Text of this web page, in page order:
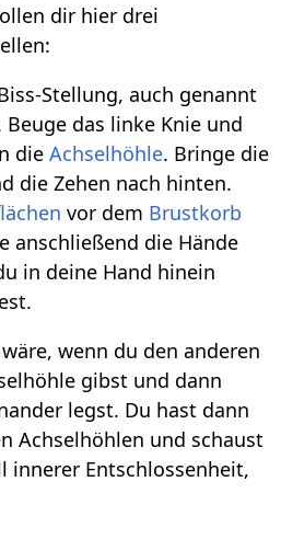
dir hier drei
Stellung, auch genannt
Beuge das linke Knie und
dieAchselhöhle. Bringe die
die Zehen nach hinten.
vor dem Brustkorb
anschließend die Hände
in deine Hand hinein
wenn du den anderen
gibst und dann
legst. Du hast dann
Achselhöhlen und schaust
innerer Entschlossenheit,